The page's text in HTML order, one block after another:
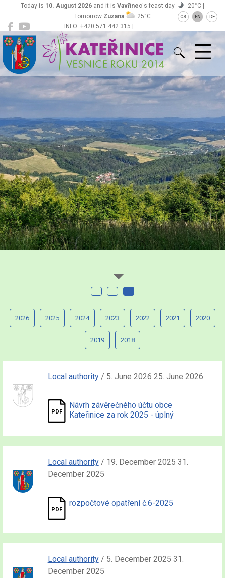
INFO: +420 571 442 315 |
ou@obeckaterinice.cz
Today is 10. August 2026 and it is Vavřinec's feast day
20°C |
Tomorrow Zuzana 25°C CS EN DE
Kateřinice
2026 2025 2024 2023 2022 2021 2020
2019 2018
Local authority/ 5. June 2026 25. June 2026
Návrh závěrečného účtu obce
Kateřinice za rok 2025 - úplný
Local authority/ 19. December 2025 31.
December 2025
rozpočtové opatření č.6-2025
Local authority/ 5. December 2025 31.
December 2025